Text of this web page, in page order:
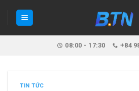
08:00 - 17:30 +84
TIN TỨC